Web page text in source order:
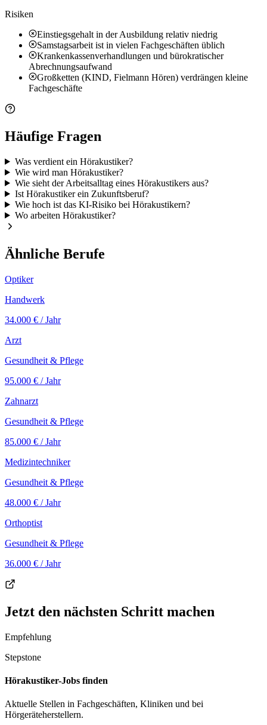
Risiken
Einstiegsgehalt in der Ausbildung relativ niedrig
Samstagsarbeit ist in vielen Fachgeschäften üblich
Krankenkassenverhandlungen und bürokratischer
Abrechnungsaufwand
Großketten (KIND, Fielmann Hören) verdrängen kleine
Fachgeschäfte
Häufige Fragen
Was verdient ein Hörakustiker?
Wie wird man Hörakustiker?
Wie sieht der Arbeitsalltag eines Hörakustikers aus?
Ist Hörakustiker ein Zukunftsberuf?
Wie hoch ist das KI-Risiko bei Hörakustikern?
Wo arbeiten Hörakustiker?
Ähnliche Berufe
Optiker
Handwerk
34.000 € / Jahr
Arzt
Gesundheit & Pflege
95.000 € / Jahr
Zahnarzt
Gesundheit & Pflege
85.000 € / Jahr
Medizintechniker
Gesundheit & Pflege
48.000 € / Jahr
Orthoptist
Gesundheit & Pflege
36.000 € / Jahr
Jetzt den nächsten Schritt machen
Empfehlung
Stepstone
Hörakustiker-Jobs finden
Aktuelle Stellen in Fachgeschäften, Kliniken und bei
Hörgeräteherstellern.